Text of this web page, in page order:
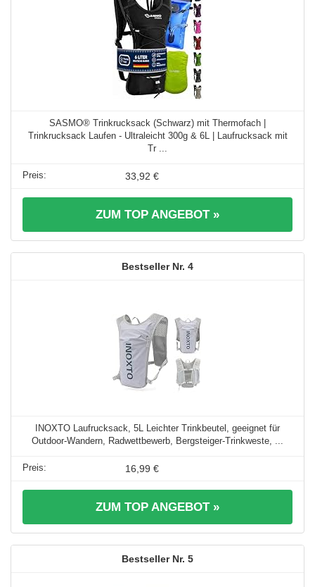
SASMO® Trinkrucksack (Schwarz) mit Thermofach |
Trinkrucksack Laufen - Ultraleicht 300g & 6L | Laufrucksack mit
Tr ...
33,92 €
ZUM TOP ANGEBOT »
4
INOXTO Laufrucksack, 5L Leichter Trinkbeutel, geeignet für
Outdoor-Wandern, Radwettbewerb, Bergsteiger-Trinkweste, ...
16,99 €
ZUM TOP ANGEBOT »
5